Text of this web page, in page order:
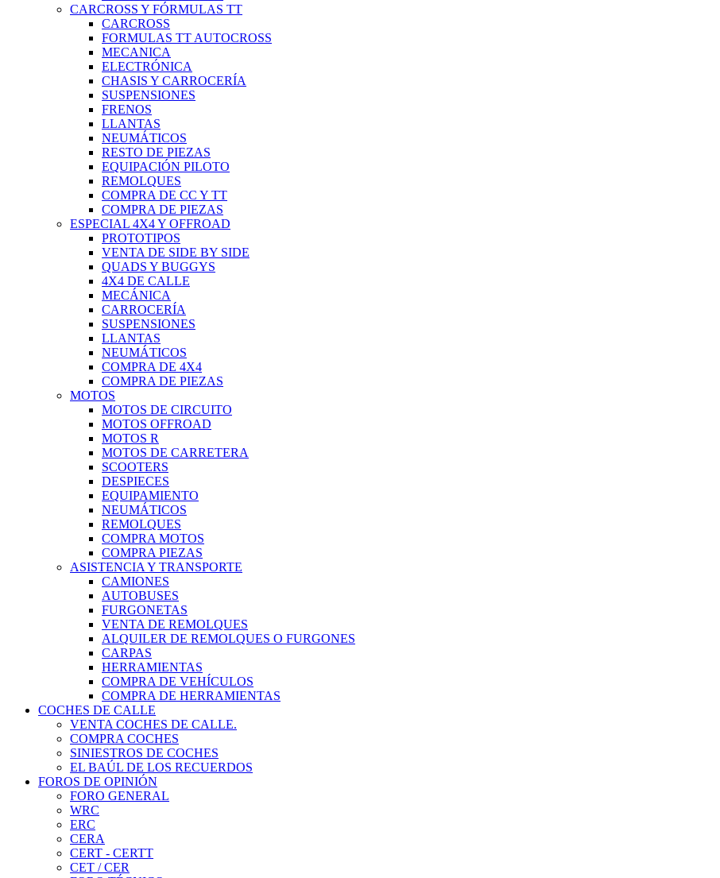
CARCROSS Y FÓRMULAS TT
CARCROSS
FORMULAS TT AUTOCROSS
MECANICA
ELECTRÓNICA
CHASIS Y CARROCERÍA
SUSPENSIONES
FRENOS
LLANTAS
NEUMÁTICOS
RESTO DE PIEZAS
EQUIPACIÓN PILOTO
REMOLQUES
COMPRA DE CC Y TT
COMPRA DE PIEZAS
ESPECIAL 4X4 Y OFFROAD
PROTOTIPOS
VENTA DE SIDE BY SIDE
QUADS Y BUGGYS
4X4 DE CALLE
MECÁNICA
CARROCERÍA
SUSPENSIONES
LLANTAS
NEUMÁTICOS
COMPRA DE 4X4
COMPRA DE PIEZAS
MOTOS
MOTOS DE CIRCUITO
MOTOS OFFROAD
MOTOS R
MOTOS DE CARRETERA
SCOOTERS
DESPIECES
EQUIPAMIENTO
NEUMÁTICOS
REMOLQUES
COMPRA MOTOS
COMPRA PIEZAS
ASISTENCIA Y TRANSPORTE
CAMIONES
AUTOBUSES
FURGONETAS
VENTA DE REMOLQUES
ALQUILER DE REMOLQUES O FURGONES
CARPAS
HERRAMIENTAS
COMPRA DE VEHÍCULOS
COMPRA DE HERRAMIENTAS
COCHES DE CALLE
VENTA COCHES DE CALLE.
COMPRA COCHES
SINIESTROS DE COCHES
EL BAÚL DE LOS RECUERDOS
FOROS DE OPINIÓN
FORO GENERAL
WRC
ERC
CERA
CERT - CERTT
CET / CER